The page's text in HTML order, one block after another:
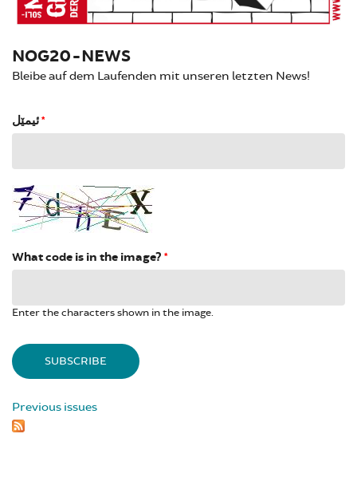
NOG20-NEWS
Bleibe auf dem Laufenden mit unseren letzten News!
*
What code is in the image? *
Enter the characters shown in the image.
Previous issues